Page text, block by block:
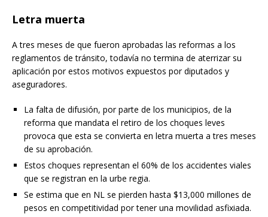
Letra muerta
A tres meses de que fueron aprobadas las reformas a los
reglamentos de tránsito, todavía no termina de aterrizar su
aplicación por estos motivos expuestos por diputados y
aseguradores.
La falta de difusión, por parte de los municipios, de la
reforma que mandata el retiro de los choques leves
provoca que esta se convierta en letra muerta a tres meses
de su aprobación.
Estos choques representan el 60% de los accidentes viales
que se registran en la urbe regia.
Se estima que en NL se pierden hasta $13,000 millones de
pesos en competitividad por tener una movilidad asfixiada.